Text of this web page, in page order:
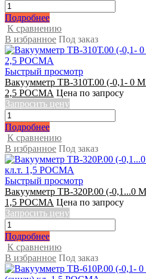
Подробнее
К сравнению
В избранное Под заказ
Быстрый просмотр
Вакуумметр ТВ-310Т.00 (-0,1- 0
2,5 РОСМА Цена по запросу
Запросить цену
Подробнее
К сравнению
В избранное Под заказ
Быстрый просмотр
Вакуумметр ТВ-320Р.00 (-0,1...0
1,5 РОСМА Цена по запросу
Запросить цену
Подробнее
К сравнению
В избранное Под заказ